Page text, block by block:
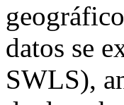
datos se
SWLS),